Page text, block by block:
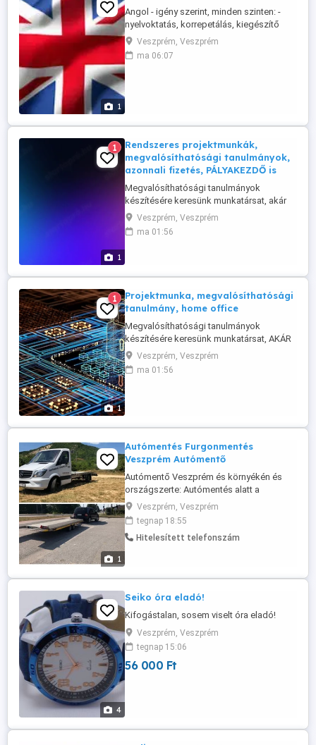
1
Angol - igény szerint, minden szinten: -
nyelvoktatás, korrepetálás, kiegészítő
tanítás, - szinten tartás, felzárkóztatás, -
felvételire, nyelvvizsgára, érettségire,
állásinterjúra, alapvizsgára felkészítés, -
Veszprém, Veszprém
ma 06:07
1
1
Rendszeres projektmunkák,
megvalósíthatósági tanulmányok,
azonnali fizetés, PÁLYAKEZDŐ is
Megvalósíthatósági tanulmányok
készítésére keresünk munkatársat, akár
PÁLYAKEZDŐT vagy DIÁKMUNKÁST is.
Szakterület: informatika. A munka jellege:
rendszeres projektmunkák AZONNALI
távmunka. A munkaidő: kötetlen. Pénz:
versenyképes. Szükséges: ...
Veszprém, Veszprém
ma 01:56
1
1
Projektmunka, megvalósíthatósági
tanulmány, home office
Megvalósíthatósági tanulmányok
készítésére keresünk munkatársat, AKÁR
DIÁKMUNKÁST, PÁLYAKEZDŐT IS.
Projektmunka: adatgyűjtés, elemzés,
tervezés, IT és fintech. A munkavégzés
Ami előnyt jelent ...
Veszprém, Veszprém
ma 01:56
1
Autómentés Furgonmentés
Veszprém Autómentő
Autómentő Veszprém és környékén és
országszerte: Autómentés alatt a
meghibásodott, esetleges balesetet
szenvedett járművek szakszerű mentését
értjük. Fontos megjegyezni, hogy az
ügyfél a mentést követően bármely
alatt ...
Veszprém, Veszprém
tegnap 18:55
Hitelesített telefonszám
4
Seiko óra eladó!
Kifogástalan, sosem viselt óra eladó!
Veszprém, Veszprém
tegnap 15:06
56 000 Ft